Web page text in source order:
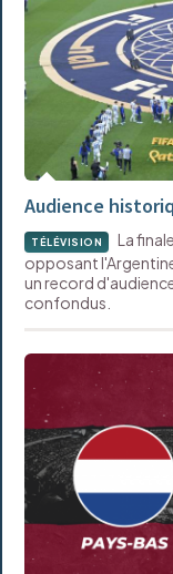
Audience
TÉLÉVISION
La
opposant
un record
confondus.